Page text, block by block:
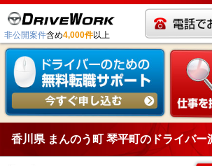
非公開案件含め4,000件以上
香川県 まんのう町 琴平町のドライバー